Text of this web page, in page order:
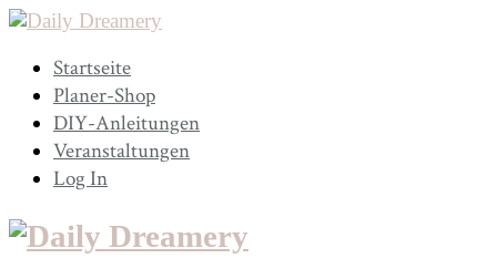
Startseite
Planer-Shop
DIY-Anleitungen
Veranstaltungen
Log In